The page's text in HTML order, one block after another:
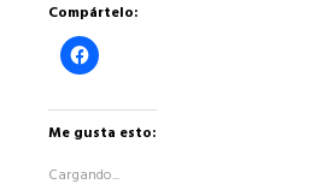
Compártelo:
Haz
clic
en
Facebook
en
Me gusta esto:
Cargando...